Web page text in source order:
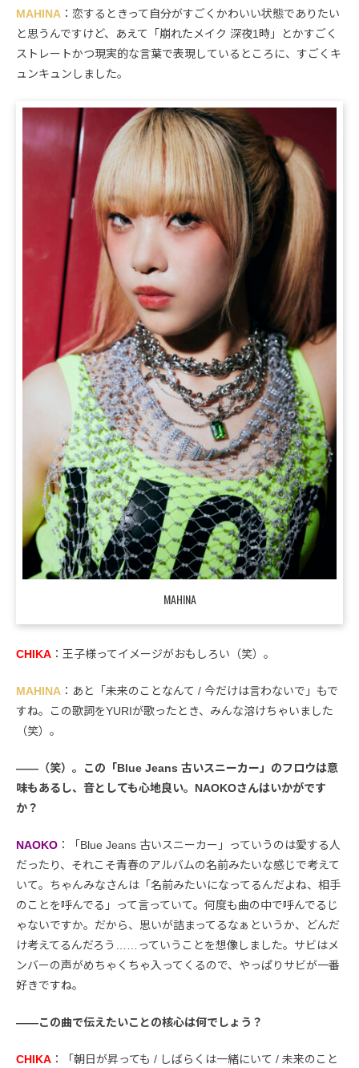
MAHINA ：恋するときって自分がすごくかわいい状態でありたい
と思うんですけど、あえて「崩れたメイク 深夜1時」とかすごく
ストレートかつ現実的な言葉で表現しているところに、すごくキ
ュンキュンしました。
MAHINA
CHIKA ：王子様ってイメージがおもしろい（笑）。
MAHINA ：あと「未来のことなんて / 今だけは言わないで」もで
すね。この歌詞をYURIが歌ったとき、みんな溶けちゃいました
（笑）。
――（笑）。この「Blue Jeans 古いスニーカー」のフロウは意
味もあるし、音としても心地良い。NAOKOさんはいかがです
か？
NAOKO ：「Blue Jeans 古いスニーカー」っていうのは愛する人
だったり、それこそ青春のアルバムの名前みたいな感じで考えて
いて。ちゃんみなさんは「名前みたいになってるんだよね、相手
のことを呼んでる」って言っていて。何度も曲の中で呼んでるじ
ゃないですか。だから、思いが詰まってるなぁというか、どんだ
け考えてるんだろう……っていうことを想像しました。サビはメ
ンバーの声がめちゃくちゃ入ってくるので、やっぱりサビが一番
好きですね。
――この曲で伝えたいことの核心は何でしょう？
CHIKA ：「朝日が昇っても / しばらくは一緒にいて / 未来のこと